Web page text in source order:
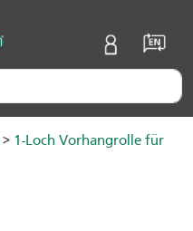
> 1-Loch Vorhangrolle für